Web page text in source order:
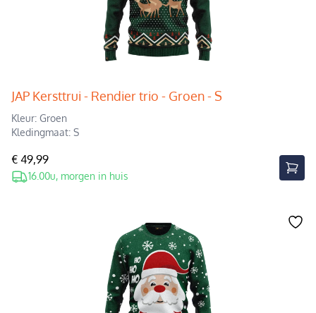
JAP Kersttrui - Rendier trio - Groen - S
Kleur: Groen
Kledingmaat: S
€ 49,99
16.00u, morgen in huis